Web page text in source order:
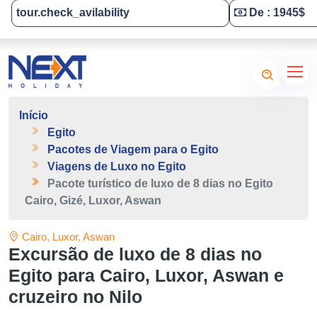
Tailor-Made Your Tour
Início
Egito
Pacotes de Viagem para o Egito
Viagens de Luxo no Egito
Pacote turístico de luxo de 8 dias no Egito
Cairo, Gizé, Luxor, Aswan
tour.check_avilability De : 1945$
Cairo, Luxor, Aswan
Excursão de luxo de 8 dias no
Egito para Cairo, Luxor, Aswan e
cruzeiro no Nilo